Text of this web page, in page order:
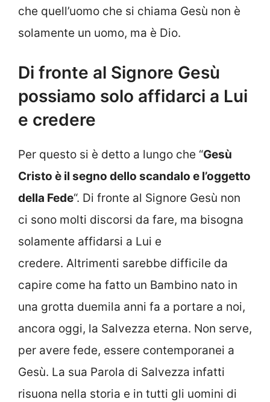
che quell’uomo che si chiama Gesù non è
solamente un uomo, ma è Dio.
Di fronte al Signore Gesù
possiamo solo affidarci a Lui
e credere
Per questo si è detto a lungo che “Gesù
Cristo è il segno dello scandalo e l’oggetto
della Fede“. Di fronte al Signore Gesù non
ci sono molti discorsi da fare, ma bisogna
solamente affidarsi a Lui e
credere. Altrimenti sarebbe difficile da
capire come ha fatto un Bambino nato in
una grotta duemila anni fa a portare a noi,
ancora oggi, la Salvezza eterna. Non serve,
per avere fede, essere contemporanei a
Gesù. La sua Parola di Salvezza infatti
risuona nella storia e in tutti gli uomini di